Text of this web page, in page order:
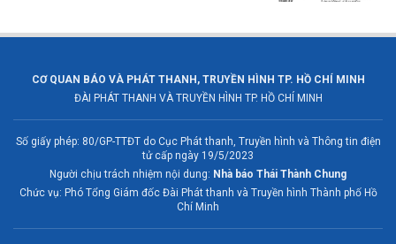
CƠ QUAN BÁO VÀ PHÁT THANH, TRUYỀN HÌNH TP. HỒ CHÍ MINH
ĐÀI PHÁT THANH VÀ TRUYỀN HÌNH TP. HỒ CHÍ MINH
Số giấy phép: 80/GP-TTĐT do Cục Phát thanh, Truyền hình và Thông tin điện
tử cấp ngày 19/5/2023
Người chịu trách nhiệm nội dung: Nhà báo Thái Thành Chung
Chức vụ: Phó Tổng Giám đốc Đài Phát thanh và Truyền hình Thành phố Hồ
Chí Minh